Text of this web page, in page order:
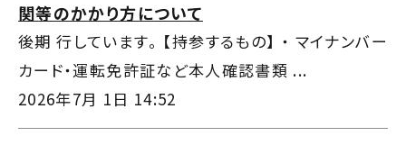
関等のかかり方について
後期 行しています。 【持参するもの】 ・ マイナンバー
カード・運転免許証など本人確認書類 ...
2026年7月 1日 14:52